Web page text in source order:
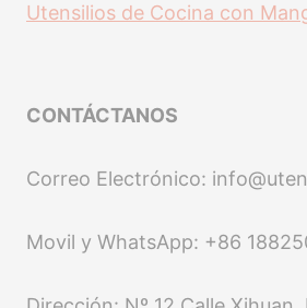
Utensilios de Cocina con
CONTÁCTANOS
Correo Electrónico:
Movil y WhatsApp: +86